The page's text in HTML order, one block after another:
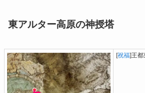
東アルター高原の神授塔
[祝福]王都